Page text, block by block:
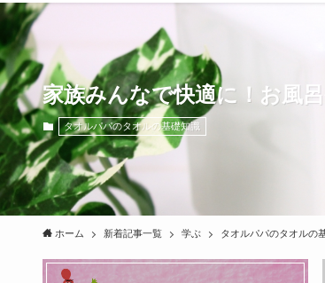
家族みんなで快適に！お風
タオルパパのタオルの基礎知識
ホーム 新着記事一覧 学ぶ タオルパパのタオルの